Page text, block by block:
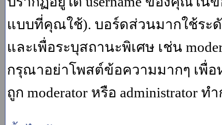
แบบที่คุณใช้). บอร์ดส่วนมากใช้ร
และเพื่อระบุสถานะพิเศษ เช่น
กรุณาอย่าโพสต์ข้อความมากๆ เพื่
ถูก moderator หรือ administrator